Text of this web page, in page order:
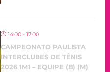
14:00 - 17:00
CAMPEONATO PAULISTA
INTERCLUBES DE TÊNIS
2026 1M1 – EQUIPE (B) (M)